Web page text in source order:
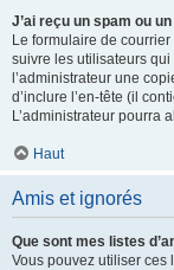
J’ai reçu un spam ou
Le formulaire de
suivre les utilisateurs
l’administrateur une
d’inclure l’en-tête (il
L’administrateur pourra
Haut
Amis et ignorés
Que sont mes listes
Vous pouvez utiliser ces